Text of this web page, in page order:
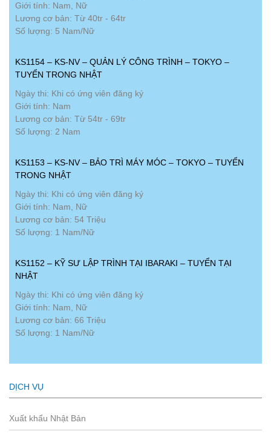
Giới tính: Nam, Nữ
Lương cơ bản: Từ 40tr - 64tr
Số lượng: 5 Nam/Nữ
KS1154 – KS-NV – QUẢN LÝ CÔNG TRÌNH – TOKYO –
TUYỂN TRONG NHẬT
Ngày thi: Khi có ứng viên đăng ký
Giới tính: Nam
Lương cơ bản: Từ 54tr - 69tr
Số lượng: 2 Nam
KS1153 – KS-NV – BẢO TRÌ MÁY MÓC – TOKYO – TUYỂN
TRONG NHẬT
Ngày thi: Khi có ứng viên đăng ký
Giới tính: Nam, Nữ
Lương cơ bản: 54 Triệu
Số lượng: 1 Nam/Nữ
KS1152 – KỸ SƯ LẬP TRÌNH TẠI IBARAKI – TUYỂN TẠI
NHẬT
Ngày thi: Khi có ứng viên đăng ký
Giới tính: Nam, Nữ
Lương cơ bản: 66 Triệu
Số lượng: 1 Nam/Nữ
DỊCH VỤ
Xuất khẩu Nhật Bản